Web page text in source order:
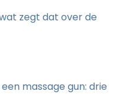
zegt dat over de
massage gun: drie